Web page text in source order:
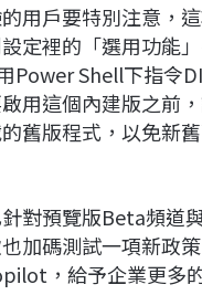
用戶要特別注意，
定裡的「選用功能
Power Shell下指令
用這個內建版之前
舊版程式，以免新
對預覽版Beta頻道
加碼測試一項新政
，給予企業更多